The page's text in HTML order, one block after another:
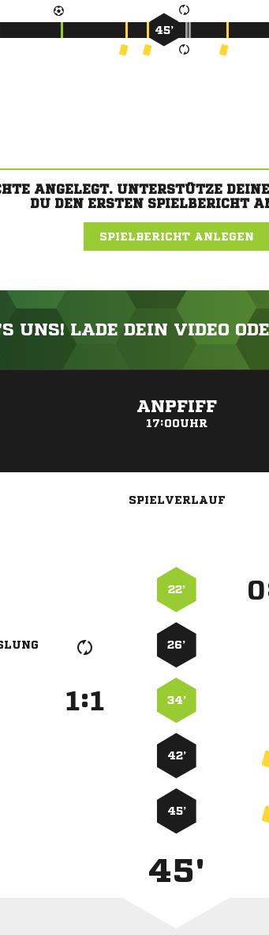
45’
ANGELEGT. UNTERSTÜTZE
DU DEN ERSTEN SPIELBERICHT
SPIELBERICHT ANLEGEN
UNS! LADE DEIN VIDEO
ANPFIFF
17:00UHR
SPIELVERLAUF
22’ 
26’
: 34’
42’
45’
45'